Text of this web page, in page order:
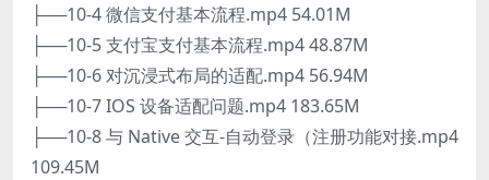
├──10-4 微信支付基本流程.mp4 54.01M
├──10-5 支付宝支付基本流程.mp4 48.87M
├──10-6 对沉浸式布局的适配.mp4 56.94M
├──10-7 IOS 设备适配问题.mp4 183.65M
├──10-8 与 Native 交互-自动登录（注册功能对接.mp4
109.45M